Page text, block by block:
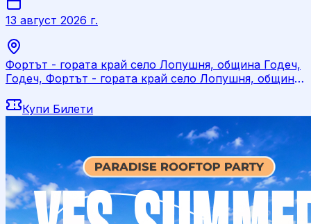
13 август 2026 г.
Фортът - гората край село Лопушня, община Годеч,
Годеч, Фортът - гората край село Лопушня, община
Купи Билети